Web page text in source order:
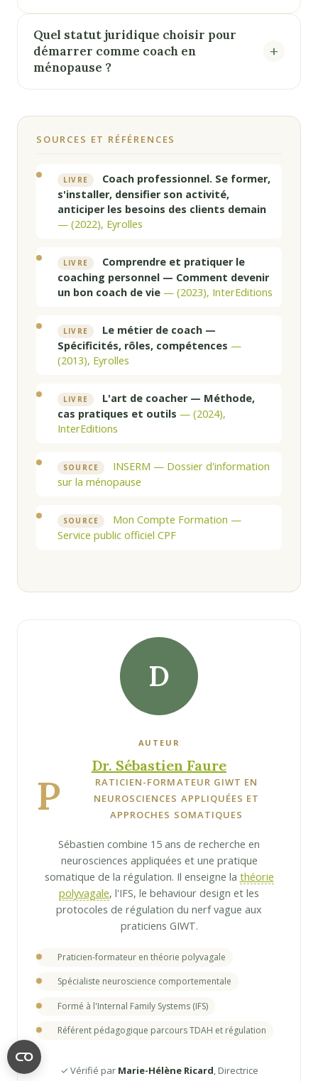
Quel statut juridique choisir pour
démarrer comme coach en
ménopause ?
SOURCES ET RÉFÉRENCES
LIVRE
Coach professionnel. Se former,
s'installer, densifier son activité,
anticiper les besoins des clients demain
— (2022), Eyrolles
LIVRE
Comprendre et pratiquer le
coaching personnel — Comment devenir
un bon coach de vie — (2023), InterEditions
LIVRE
Le métier de coach —
Spécificités, rôles, compétences —
(2013), Eyrolles
LIVRE
L'art de coacher — Méthode,
cas pratiques et outils — (2024),
InterEditions
SOURCE
INSERM — Dossier d'information
sur la ménopause
SOURCE
Mon Compte Formation —
Service public officiel CPF
D
AUTEUR
Dr. Sébastien Faure
P
RATICIEN-FORMATEUR GIWT EN
NEUROSCIENCES APPLIQUÉES ET
APPROCHES SOMATIQUES
Sébastien combine 15 ans de recherche en
neurosciences appliquées et une pratique
somatique de la régulation. Il enseigne la théorie
polyvagale, l'IFS, le behaviour design et les
protocoles de régulation du nerf vague aux
praticiens GIWT.
Praticien-formateur en théorie polyvagale
Spécialiste neuroscience comportementale
Formé à l'Internal Family Systems (IFS)
Référent pédagogique parcours TDAH et régulation
✓ Vérifié par Marie-Hélène Ricard, Directrice